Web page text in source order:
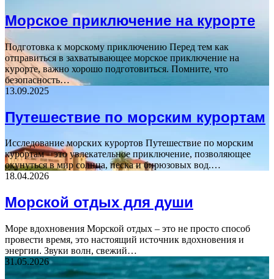
Морское приключение на курорте
Подготовка к морскому приключению Перед тем как
отправиться в захватывающее морское приключение на
курорте, важно хорошо подготовиться. Помните, что
безопасность…
13.09.2025
Путешествие по морским курортам
Исследование морских курортов Путешествие по морским
курортам – это увлекательное приключение, позволяющее
окунуться в мир солнца, песка и бирюзовых вод.…
18.04.2026
Морской отдых для души
Море вдохновения Морской отдых – это не просто способ
провести время, это настоящий источник вдохновения и
энергии. Звуки волн, свежий…
31.05.2026